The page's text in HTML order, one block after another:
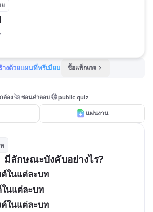
งด้วยแผนที่พรีเมียม ซื้อแพ็กเกจ
ต้อง ซ่อนคำตอบ public quiz
แผ่นงาน
มีลักษณะบังคับอย่างไร?
ในแต่ละบท
นแต่ละบท
ในแต่ละบท